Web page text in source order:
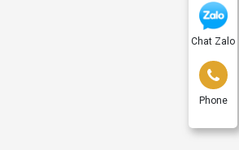
Chat Zalo
Phone